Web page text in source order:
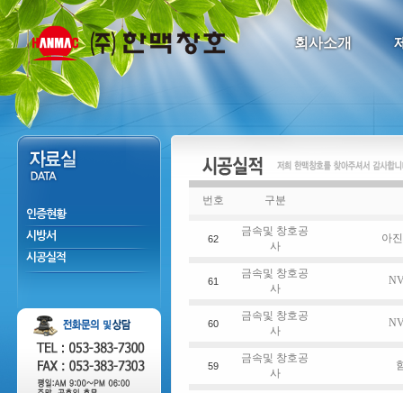
인증현황
시방서
시공실적
번호 구분
62
금속및 창호공
사
아
61
금속및 창호공
사
60
금속및 창호공
사
59
금속및 창호공
사
회사소개